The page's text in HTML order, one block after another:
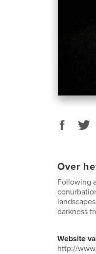
Over
Following
darkness
Website
http://